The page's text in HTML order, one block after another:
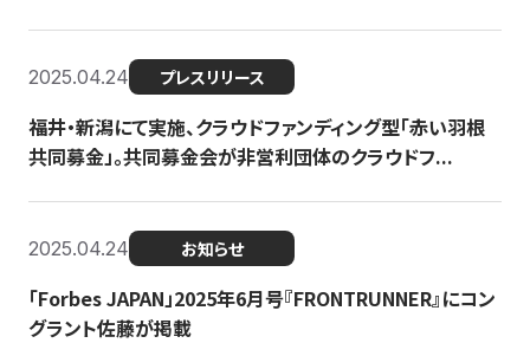
2025.04.24 プレスリリース
福井・新潟にて実施、クラウドファンディング型「赤い羽根
共同募金」。共同募金会が非営利団体のクラウドフ...
2025.04.24 お知らせ
「Forbes JAPAN」2025年6月号『FRONTRUNNER』にコン
グラント佐藤が掲載